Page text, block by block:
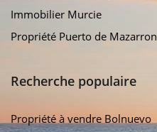
Immobilier Murcie
Propriété Puerto de Mazarron
Recherche populaire
Propriété à vendre Bolnuevo